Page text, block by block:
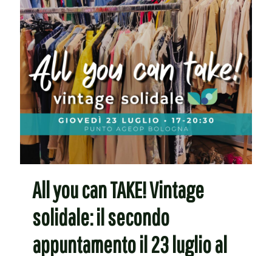
All you can TAKE! Vintage
solidale: il secondo
appuntamento il 23 luglio al